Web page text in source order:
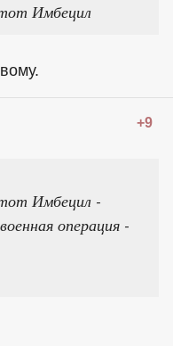
Имбецил
+9
Имбецил -
военная операция -